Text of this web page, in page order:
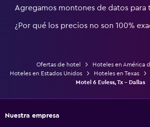
Agregamos montones de datos para
¿Por qué los precios no son 100%
Ofertas de hotel
Hoteles en América
Hoteles en Estados Unidos
Hoteles en Texas
Motel 6 Euless, Tx - Dallas
Nuestra empresa